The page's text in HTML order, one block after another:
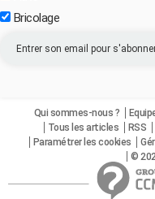
Bricolage
Qui sommes-nous ?
Tous les articles
RSS
Paramétrer les cookies
©